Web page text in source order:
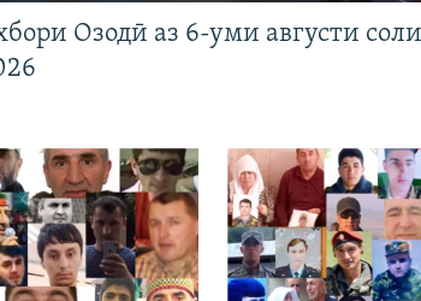
Озодӣ аз 6-уми августи соли